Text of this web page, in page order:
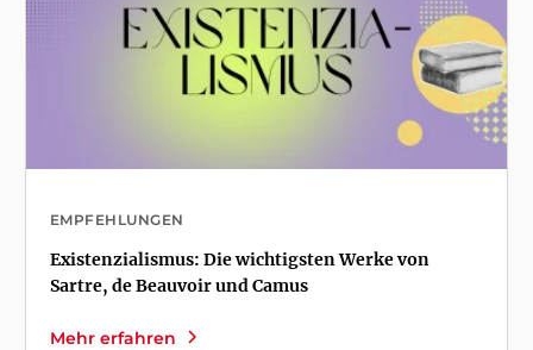
EMPFEHLUNGEN
Existenzialismus: Die wichtigsten Werke von
Sartre, de Beauvoir und Camus
Mehr erfahren